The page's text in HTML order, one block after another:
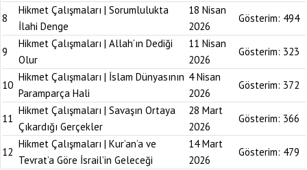
8
Hikmet Çalışmaları | Sorumlulukta
İlahi Denge
18 Nisan
2026
Gösterim: 494
9
Hikmet Çalışmaları | Allah’ın Dediği
Olur
11 Nisan
2026
Gösterim: 323
10
Hikmet Çalışmaları | İslam Dünyasının
Paramparça Hali
4 Nisan
2026
Gösterim: 372
11
Hikmet Çalışmaları | Savaşın Ortaya
Çıkardığı Gerçekler
28 Mart
2026
Gösterim: 366
12
Hikmet Çalışmaları | Kur’an’a ve
Tevrat’a Göre İsrail’in Geleceği
14 Mart
2026
Gösterim: 479